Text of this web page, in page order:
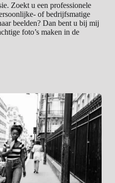
Zoekt u een professionele
of bedrijfsmatige
beelden? Dan bent u bij mij
foto’s maken in de